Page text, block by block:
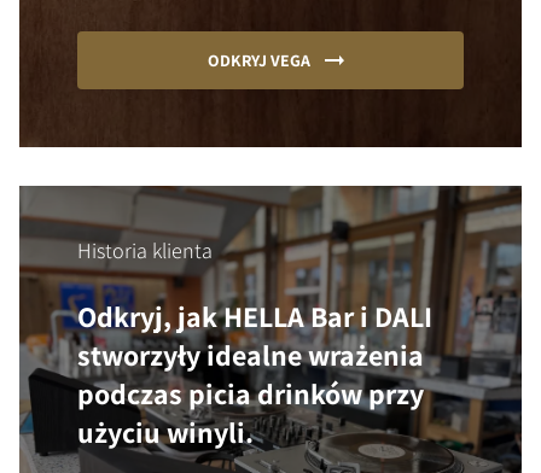
ODKRYJ VEGA
Historia klienta
Odkryj, jak HELLA Bar i DALI
stworzyły idealne wrażenia
podczas picia drinków przy
użyciu winyli.